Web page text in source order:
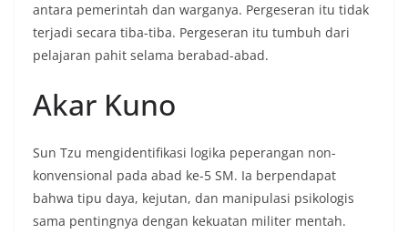
antara pemerintah dan warganya. Pergeseran itu tidak
terjadi secara tiba-tiba. Pergeseran itu tumbuh dari
pelajaran pahit selama berabad-abad.
Akar Kuno
Sun Tzu mengidentifikasi logika peperangan non-
konvensional pada abad ke-5 SM. Ia berpendapat
bahwa tipu daya, kejutan, dan manipulasi psikologis
sama pentingnya dengan kekuatan militer mentah.